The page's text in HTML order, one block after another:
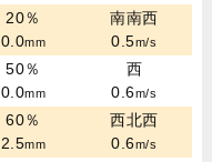
20％
0.0mm
南南西
0.5m/s
50％
0.0mm
西
0.6m/s
60％
2.5mm
西北西
0.6m/s